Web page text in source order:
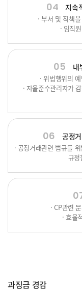
04 지속
· 부서 및 직책
· 임직
05 내
· 위법행위의
· 자율준수관리자가
06 공정
· 공정거래관련 법규를
규정
· CP관련
· 효율
과징금 경감